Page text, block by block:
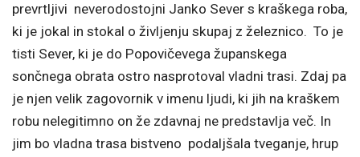
prevrtljivi neverodostojni Janko Sever s kraškega roba,
ki je jokal in stokal o življenju skupaj z železnico. To je
tisti Sever, ki je do Popovičevega županskega
sončnega obrata ostro nasprotoval vladni trasi. Zdaj pa
je njen velik zagovornik v imenu ljudi, ki jih na kraškem
robu nelegitimno on že zdavnaj ne predstavlja več. In
jim bo vladna trasa bistveno podaljšala tveganje, hrup